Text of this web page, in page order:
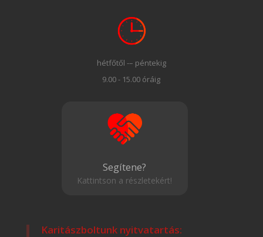
hétfőtől -– péntekig
9.00 - 15.00 óráig
Segítene?
Kattintson a részletekért!
Karitászboltunk nyitvatartás: